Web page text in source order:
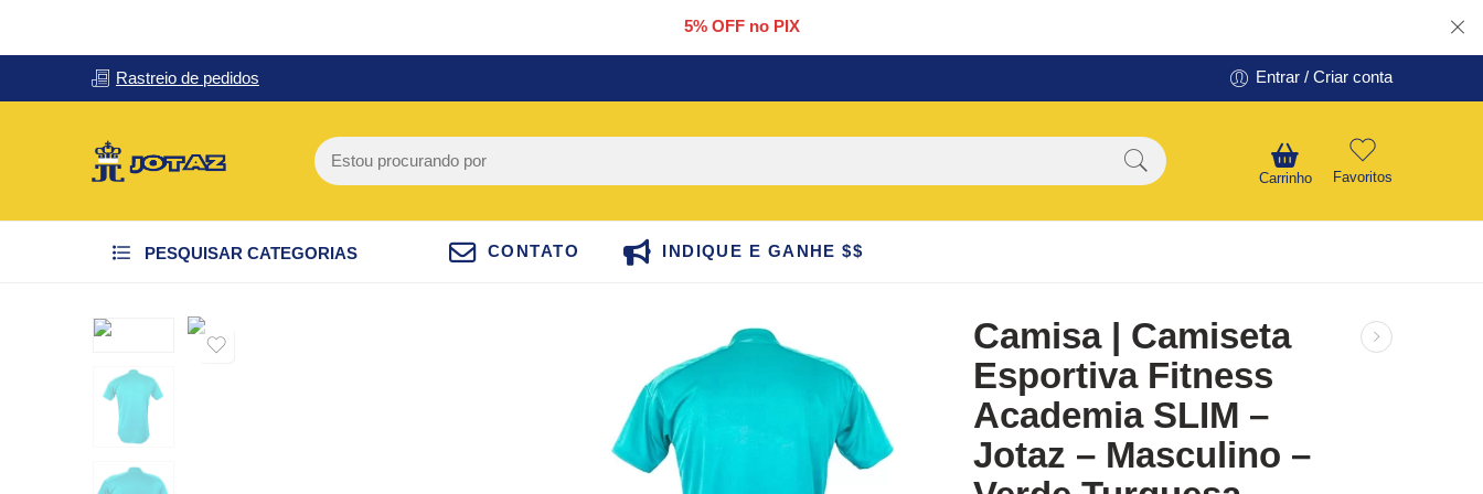
5% OFF no PIX
Rastreio de pedidos Entrar / Criar conta
Carrinho Favoritos
PESQUISAR CATEGORIAS CONTATO INDIQUE E GANHE $$
Camisa | Camiseta
Esportiva Fitness
Academia SLIM –
Jotaz – Masculino –